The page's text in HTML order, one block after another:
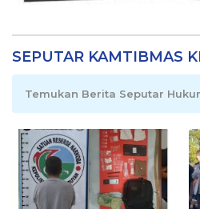
SEPUTAR KAMTIBMAS
Temukan Berita Seputar